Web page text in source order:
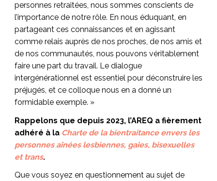
personnes retraitées, nous sommes conscients de
l’importance de notre rôle. En nous éduquant, en
partageant ces connaissances et en agissant
comme relais auprès de nos proches, de nos amis et
de nos communautés, nous pouvons véritablement
faire une part du travail. Le dialogue
intergénérationnel est essentiel pour déconstruire les
préjugés, et ce colloque nous en a donné un
formidable exemple. »
Rappelons que depuis 2023, l’AREQ a fièrement
adhéré à la Charte de la bientraitance envers les
personnes aînées lesbiennes, gaies, bisexuelles
et trans.
Que vous soyez en questionnement au sujet de